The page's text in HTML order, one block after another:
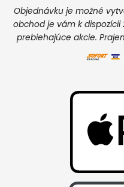
Objednávku je možné
obchod je vám k
prebiehajúce akcie.